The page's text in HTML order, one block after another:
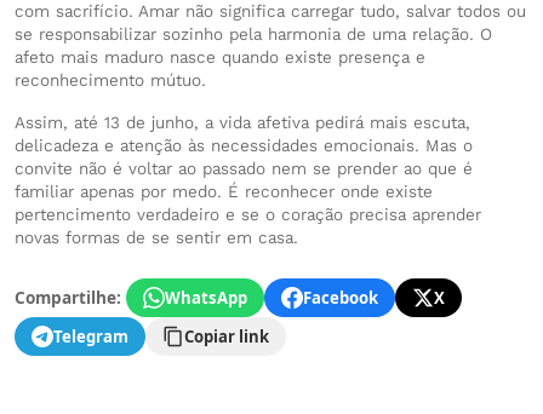
com sacrifício. Amar não significa carregar tudo, salvar todos ou
se responsabilizar sozinho pela harmonia de uma relação. O
afeto mais maduro nasce quando existe presença e
reconhecimento mútuo.
Assim, até 13 de junho, a vida afetiva pedirá mais escuta,
delicadeza e atenção às necessidades emocionais. Mas o
convite não é voltar ao passado nem se prender ao que é
familiar apenas por medo. É reconhecer onde existe
pertencimento verdadeiro e se o coração precisa aprender
novas formas de se sentir em casa.
Compartilhe: WhatsApp Facebook
X
Telegram
Copiar link